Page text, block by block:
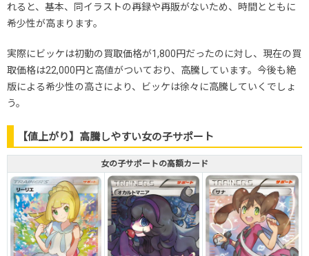
れると、基本、同イラストの再録や再販がないため、時間とともに
希少性が高まります。
実際にビッケは初動の買取価格が1,800円だったのに対し、現在の買
取価格は22,000円と高値がついており、高騰しています。今後も絶
版による希少性の高さにより、ビッケは徐々に高騰していくでしょ
う。
【値上がり】高騰しやすい女の子サポート
女の子サポートの高額カード